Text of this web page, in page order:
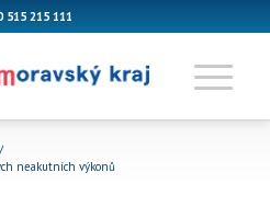
515 215 111
/
neakutních výkonů